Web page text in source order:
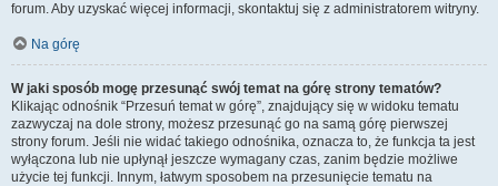
forum. Aby uzyskać więcej informacji, skontaktuj się z administratorem witryny.
Na górę
W jaki sposób mogę przesunąć swój temat na górę strony tematów?
Klikając odnośnik “Przesuń temat w górę”, znajdujący się w widoku tematu
zazwyczaj na dole strony, możesz przesunąć go na samą górę pierwszej
strony forum. Jeśli nie widać takiego odnośnika, oznacza to, że funkcja ta jest
wyłączona lub nie upłynął jeszcze wymagany czas, zanim będzie możliwe
użycie tej funkcji. Innym, łatwym sposobem na przesunięcie tematu na